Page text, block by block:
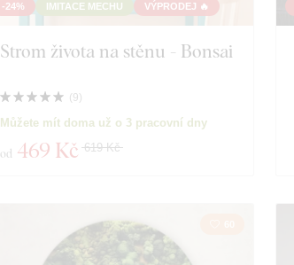
-24% IMITACE MECHU VÝPRODEJ 🔥
Strom života na stěnu - Bonsai
(9)
Můžete mít doma už o 3 pracovní dny
od 469 Kč 619 Kč